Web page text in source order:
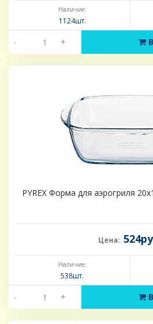
Наличие:
1124шт.
- +
PYREX Форма для аэрогриля
Цена:
Наличие:
538шт.
- +